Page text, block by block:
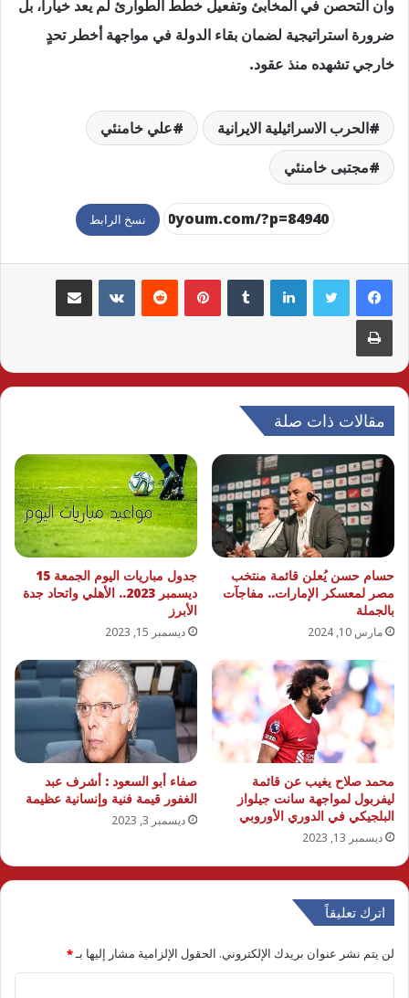
وأن التحصن في المخابئ وتفعيل خطط الطوارئ لم يعد خياراً، بل
ضرورة استراتيجية لضمان بقاء الدولة في مواجهة أخطر تحدٍ
خارجي تشهده منذ عقود.
الحرب الاسرائيلية الايرانية
علي خامنئي
مجتبى خامنئي
نسخ الرابط
لينكدإن بينتيريست مشاركة عبر البريد
طباعة
مقالات ذات صلة
حسام حسن يُعلن قائمة منتخب
مصر لمعسكر الإمارات.. مفاجآت
بالجملة
مارس 10, 2024
جدول مباريات اليوم الجمعة 15
ديسمبر 2023.. الأهلي واتحاد جدة
الأبرز
ديسمبر 15, 2023
محمد صلاح يغيب عن قائمة
ليفربول لمواجهة سانت جيلواز
البلجيكي في الدوري الأوروبي
ديسمبر 13, 2023
صفاء أبو السعود : أشرف عبد
الغفور قيمة فنية وإنسانية عظيمة
ديسمبر 3, 2023
اترك تعليقاً
لن يتم نشر عنوان بريدك الإلكتروني. الحقول الإلزامية مشار إليها بـ*